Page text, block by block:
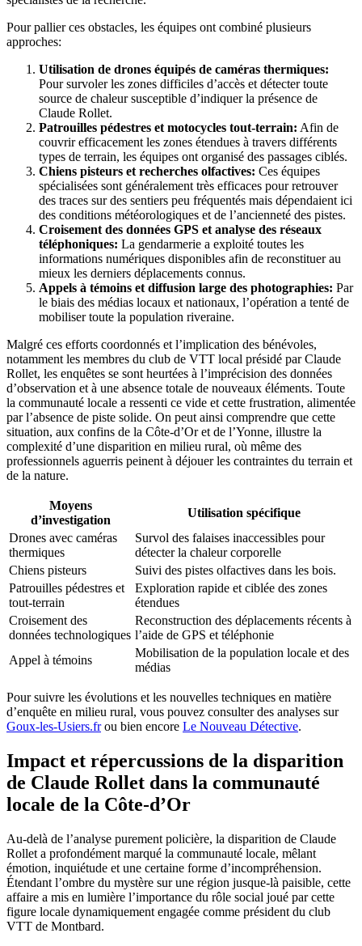
Pour pallier ces obstacles, les équipes ont combiné plusieurs
approches:
Utilisation de drones équipés de caméras thermiques:
Pour survoler les zones difficiles d’accès et détecter toute
source de chaleur susceptible d’indiquer la présence de
Claude Rollet.
Patrouilles pédestres et motocycles tout-terrain: Afin de
couvrir efficacement les zones étendues à travers différents
types de terrain, les équipes ont organisé des passages ciblés.
Chiens pisteurs et recherches olfactives: Ces équipes
spécialisées sont généralement très efficaces pour retrouver
des traces sur des sentiers peu fréquentés mais dépendaient ici
des conditions météorologiques et de l’ancienneté des pistes.
Croisement des données GPS et analyse des réseaux
téléphoniques: La gendarmerie a exploité toutes les
informations numériques disponibles afin de reconstituer au
mieux les derniers déplacements connus.
Appels à témoins et diffusion large des photographies: Par
le biais des médias locaux et nationaux, l’opération a tenté de
mobiliser toute la population riveraine.
Malgré ces efforts coordonnés et l’implication des bénévoles,
notamment les membres du club de VTT local présidé par Claude
Rollet, les enquêtes se sont heurtées à l’imprécision des données
d’observation et à une absence totale de nouveaux éléments. Toute
la communauté locale a ressenti ce vide et cette frustration, alimentée
par l’absence de piste solide. On peut ainsi comprendre que cette
situation, aux confins de la Côte-d’Or et de l’Yonne, illustre la
complexité d’une disparition en milieu rural, où même des
professionnels aguerris peinent à déjouer les contraintes du terrain et
de la nature.
Moyens
d’investigation
Utilisation spécifique
Drones avec caméras
thermiques
Survol des falaises inaccessibles pour
détecter la chaleur corporelle
Chiens pisteurs
Suivi des pistes olfactives dans les bois.
Patrouilles pédestres et
tout-terrain
Exploration rapide et ciblée des zones
étendues
Croisement des
données technologiques
Reconstruction des déplacements récents à
l’aide de GPS et téléphonie
Appel à témoins
Mobilisation de la population locale et des
médias
Pour suivre les évolutions et les nouvelles techniques en matière
d’enquête en milieu rural, vous pouvez consulter des analyses sur
Goux-les-Usiers.frou bien encore Le Nouveau Détective.
Impact et répercussions de la disparition
de Claude Rollet dans la communauté
locale de la Côte-d’Or
Au-delà de l’analyse purement policière, la disparition de Claude
Rollet a profondément marqué la communauté locale, mêlant
émotion, inquiétude et une certaine forme d’incompréhension.
Étendant l’ombre du mystère sur une région jusque-là paisible, cette
affaire a mis en lumière l’importance du rôle social joué par cette
figure locale dynamiquement engagée comme président du club
VTT de Montbard.